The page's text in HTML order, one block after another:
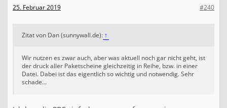
#240
25. Februar 2019
Zitat von Dan (sunnywall.de): ↑
Wir nutzen es zwar auch, aber was aktuell noch gar nicht geht, ist
der druck aller Paketscheine gleichzeitig in Reihe, bzw. in einer
Datei. Dabei ist das eigentlich so wichtig und notwendig. Sehr
schade...